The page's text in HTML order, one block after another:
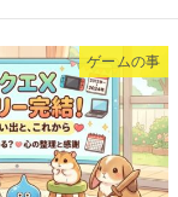
ゲームの事